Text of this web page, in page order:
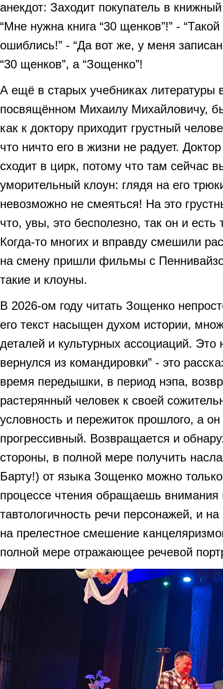
анекдот: Заходит покупатель в
“Мне нужна книга “30 щенков”!” -
ошиблись!” - “Да вот же, у меня
“30 щенков”, а “Зощенко”!
А ещё в старых учебниках литературы
посвящённом Михаилу Михайловичу,
как к доктору приходит грустный
что ничто его в жизни не радует.
сходит в цирк, потому что там сейчас
уморительный клоун: глядя на его
невозможно не смеяться! На это
что, увы, это бесполезно, так он и
Когда-то многих и вправду смешили
на смену пришли фильмы с
такие и клоуны.
В 2026-ом году читать Зощенко
его текст насыщен духом истории,
деталей и культурных ассоциаций. Это
вернулся из командировки” - это
время передышки, в период нэпа,
растерянный человек к своей
условность и пережиток прошлого, а он
прогрессивный. Возвращается и
стороны, в полной мере получить
Барту!) от языка Зощенко можно только
процессе чтения обращаешь
тавтологичность речи персонажей, и
на прелестное смешение
полной мере отражающее речевой